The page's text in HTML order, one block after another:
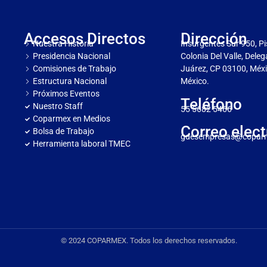
Accesos Directos
Nuestra Historia
Presidencia Nacional
Comisiones de Trabajo
Estructura Nacional
Próximos Eventos
Nuestro Staff
Coparmex en Medios
Bolsa de Trabajo
Herramienta laboral TMEC
Dirección
Insurgentes Sur 950,
Colonia Del Valle,
Juárez, CP 03100,
México.
Teléfono
55 5682 5466
Correo
© 2024 COPARMEX. Todos los derechos reservados.